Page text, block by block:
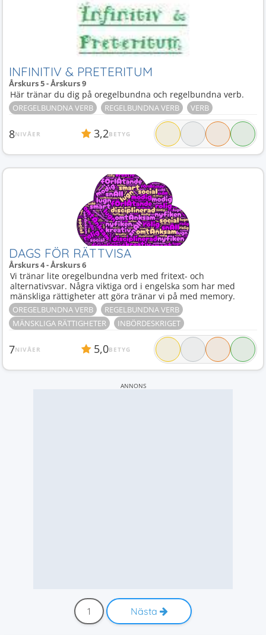
INFINITIV & PRETERITUM
Årskurs 5 - Årskurs 9
Här tränar du dig på oregelbundna och regelbundna verb.
OREGELBUNDNA VERB REGELBUNDNA VERB VERB
8NIVÅER 3,2BETYG
DAGS FÖR RÄTTVISA
Årskurs 4 - Årskurs 6
Vi tränar lite oregelbundna verb med fritext- och
alternativsvar. Några viktiga ord i engelska som har med
mänskliga rättigheter att göra tränar vi på med memory.
OREGELBUNDNA VERB
REGELBUNDNA VERB
MÄNSKLIGA RÄTTIGHETER
INBÖRDESKRIGET
7NIVÅER 5,0BETYG
ANNONS
1 Nästa